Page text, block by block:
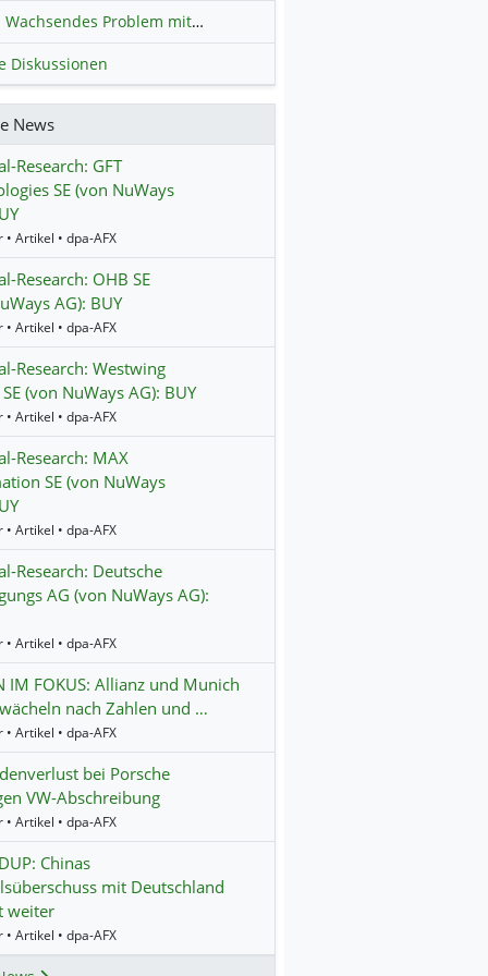
Wachsendes Problem mit kriminellen Kunden im Online-Handel
Diskussionen
News
Research: GFT
SE (von NuWays
• Artikel • dpa-AFX
Research: OHB SE
AG): BUY
• Artikel • dpa-AFX
Research: Westwing
(von NuWays AG): BUY
• Artikel • dpa-AFX
Research: MAX
SE (von NuWays
• Artikel • dpa-AFX
Research: Deutsche
AG (von NuWays AG):
• Artikel • dpa-AFX
IM FOKUS: Allianz und Munich
nach Zahlen und …
• Artikel • dpa-AFX
bei Porsche
VW-Abschreibung
• Artikel • dpa-AFX
Chinas
mit Deutschland
weiter
• Artikel • dpa-AFX